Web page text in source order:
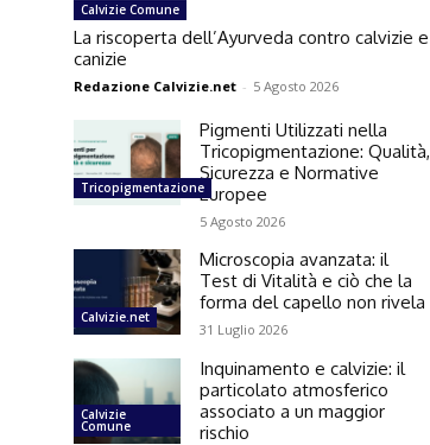
Calvizie Comune
La riscoperta dell’Ayurveda contro calvizie e
canizie
Redazione Calvizie.net - 5 Agosto 2026
Tricopigmentazione
Pigmenti Utilizzati nella
Tricopigmentazione: Qualità,
Sicurezza e Normative
Europee
5 Agosto 2026
Calvizie.net
Microscopia avanzata: il
Test di Vitalità e ciò che la
forma del capello non rivela
31 Luglio 2026
Calvizie
Comune
Inquinamento e calvizie: il
particolato atmosferico
associato a un maggior
rischio